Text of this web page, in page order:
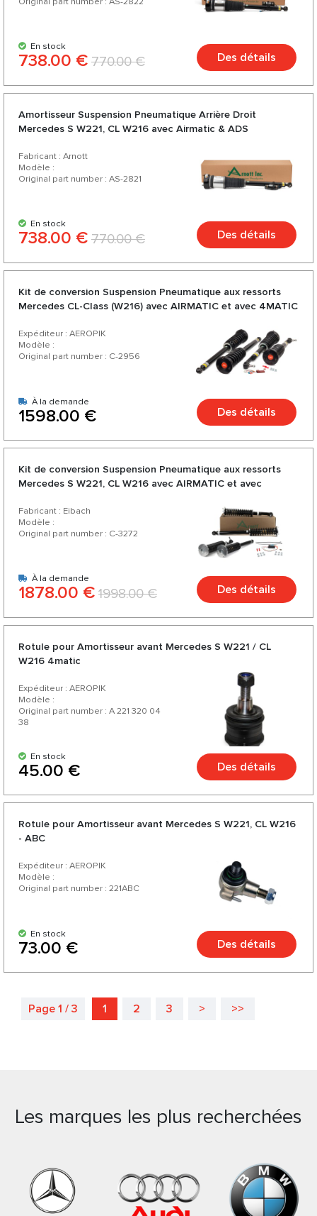
En stock
738.00 € 770.00 € Des détails
Amortisseur Suspension Pneumatique Arrière Droit
Mercedes S W221, CL W216 avec Airmatic & ADS
Fabricant : Arnott
Modèle :
Original part number : AS-2821
En stock
738.00 € 770.00 € Des détails
Kit de conversion Suspension Pneumatique aux ressorts
Mercedes CL-Class (W216) avec AIRMATIC et avec 4MATIC
Expéditeur : AEROPIK
Modèle :
Original part number : C-2956
À la demande
1598.00 € Des détails
Kit de conversion Suspension Pneumatique aux ressorts
Mercedes S W221, CL W216 avec AIRMATIC et avec
Fabricant : Eibach
Modèle :
Original part number : C-3272
À la demande
1878.00 € 1998.00 € Des détails
Rotule pour Amortisseur avant Mercedes S W221 / CL
W216 4matic
Expéditeur : AEROPIK
Modèle :
Original part number : A 221 320 04
38
En stock
45.00 € Des détails
Rotule pour Amortisseur avant Mercedes S W221, CL W216
- ABC
Expéditeur : AEROPIK
Modèle :
Original part number : 221ABC
En stock
73.00 € Des détails
Page 1 / 3 1 2 3 > >>
Les marques les plus recherchées